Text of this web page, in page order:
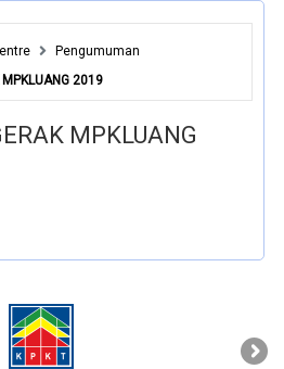
Pengumuman
MPKLUANG 2019
MPKLUANG
›